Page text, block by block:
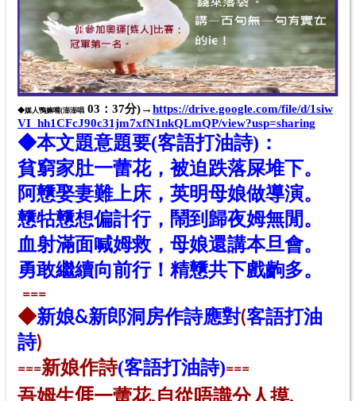
◆媒人鴨嫲嘴(澎澎唱 03：37分)→https://drive.google.com/file/d/1siw
VI_hh1CFcJ90c31jm7xfN1nkQLmQP/view?usp=sharing
◆本文題意題要(客語打油詩) ：
貧窮家肚一蕾花，被迫跌落屎堆下。
阿戇娶妻難上床， 英明母娘做導演。
戇牯戇想偏計行， 鬧到歸夜姆無閒。
血射滿面喊姆救， 母娘還講本旦會。
勇敢繼續向前行！ 精戇共下戲齣多。
===
◆新娘&新郎洞房作詩應對(客語打油
詩)
===新娘作詩(客語打油詩)===
吾姆生𠊎一蕾花,自從唔識分人摸,